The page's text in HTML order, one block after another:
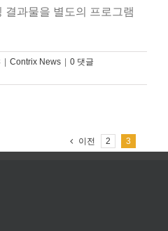
결과물을 별도의 프로그램
| Contrix News | 0 댓글
이전 2 3